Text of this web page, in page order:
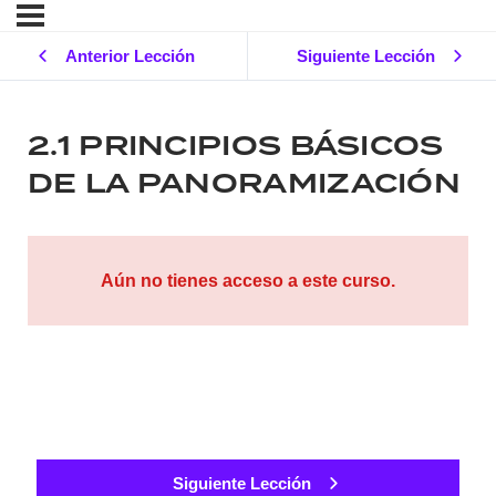
Anterior Lección Siguiente Lección
2.1 PRINCIPIOS BÁSICOS
DE LA PANORAMIZACIÓN
Aún no tienes acceso a este curso.
Siguiente Lección